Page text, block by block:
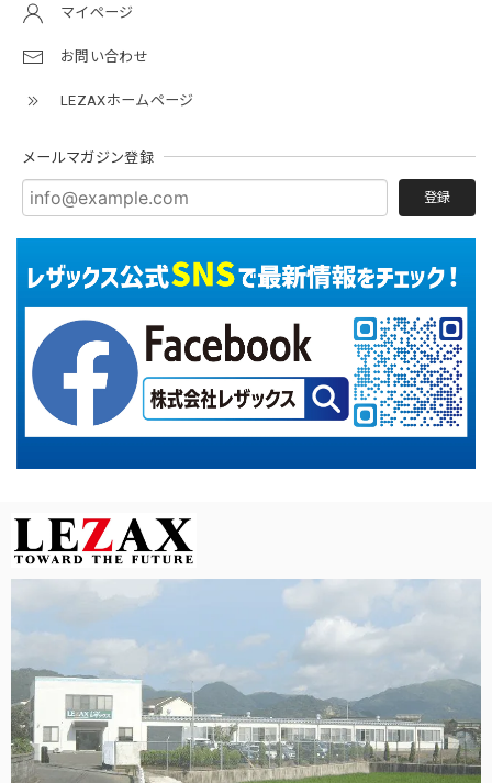
マイページ
お問い合わせ
LEZAXホームページ
メールマガジン登録
登録